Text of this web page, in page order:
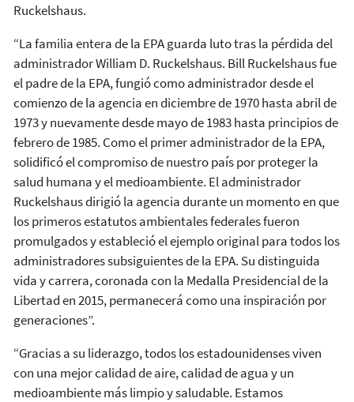
Ruckelshaus.
“La familia entera de la EPA guarda luto tras la pérdida del
administrador William D. Ruckelshaus. Bill Ruckelshaus fue
el padre de la EPA, fungió como administrador desde el
comienzo de la agencia en diciembre de 1970 hasta abril de
1973 y nuevamente desde mayo de 1983 hasta principios de
febrero de 1985. Como el primer administrador de la EPA,
solidificó el compromiso de nuestro país por proteger la
salud humana y el medioambiente. El administrador
Ruckelshaus dirigió la agencia durante un momento en que
los primeros estatutos ambientales federales fueron
promulgados y estableció el ejemplo original para todos los
administradores subsiguientes de la EPA. Su distinguida
vida y carrera, coronada con la Medalla Presidencial de la
Libertad en 2015, permanecerá como una inspiración por
generaciones”.
“Gracias a su liderazgo, todos los estadounidenses viven
con una mejor calidad de aire, calidad de agua y un
medioambiente más limpio y saludable. Estamos